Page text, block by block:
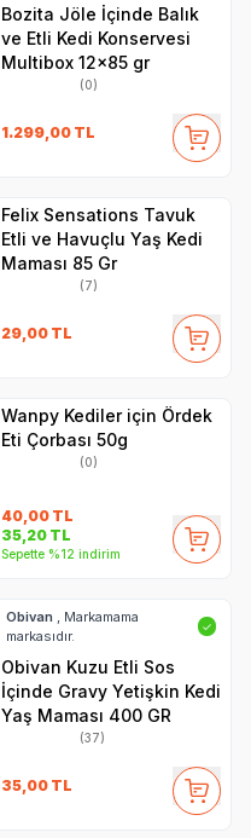
Bozita Jöle İçinde Balık
ve Etli Kedi Konservesi
Multibox 12x85 gr
(0)
1.299,00 TL
Felix Sensations Tavuk
Etli ve Havuçlu Yaş Kedi
Maması 85 Gr
(7)
29,00 TL
Wanpy Kediler için Ördek
Eti Çorbası 50g
(0)
40,00 TL
35,20 TL
Sepette %12 indirim
Obivan , Markamama
markasıdır.
✓
Obivan Kuzu Etli Sos
İçinde Gravy Yetişkin Kedi
Yaş Maması 400 GR
(37)
35,00 TL